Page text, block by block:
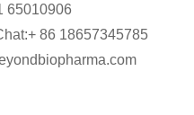
65010906
86 18657345785